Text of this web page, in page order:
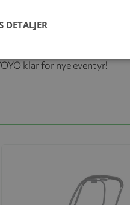
klar for nye eventyr!
DETALJER